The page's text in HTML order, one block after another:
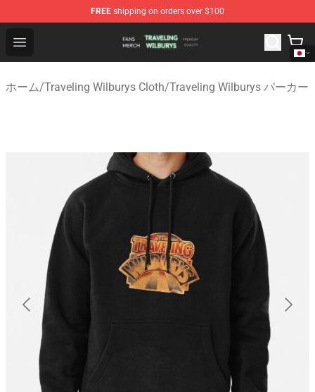
FREE shipping on orders over $100
Open menu
Traveling Wilburys Shop - Official Traveling Wilburys
ホーム/Traveling Wilburys Cloth/Traveling Wilburys パーカー